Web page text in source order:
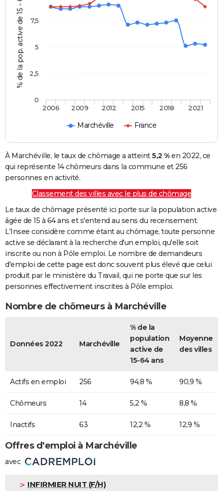
% de la pop. active de 15 - 64 ans
Marchéville France
2006 2009 2012 2015 2018 2021
0
2,5
5
7,5
À Marchéville, le taux de chômage a atteint5,2 %en 2022, ce
qui représente 14 chômeurs dans la commune et 256
personnes en activité.
Classement des villes avec le plus de chômage
Le taux de chômage présenté ici porte sur la population active
âgée de 15 à 64 ans et s'entend au sens du recensement.
L'Insee considère comme étant au chômage, toute personne
active se déclarant à la recherche d'un emploi, qu'elle soit
inscrite ou non à Pôle emploi. Le nombre de demandeurs
d'emploi de cette page est donc souvent plus élevé que celui
produit par le ministère du Travail, qui ne porte que sur les
personnes effectivement inscrites à Pôle emploi.
Nombre de chômeurs à Marchéville
Données 2022 Marchéville
% de la
population
active de
15-64 ans
Moyenne
des villes
Actifs en emploi 256 94,8 % 90,9 %
Chômeurs 14 5,2 % 8,8 %
Inactifs 63 12,2 % 12,9 %
Offres d'emploi à Marchéville
avec
INFIRMIER NUIT (F/H)